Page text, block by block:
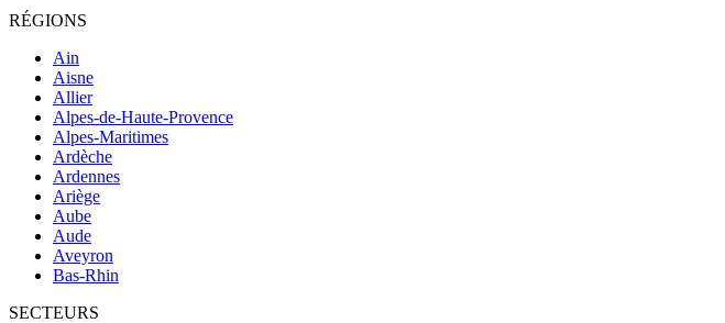
RÉGIONS
Ain
Aisne
Allier
Alpes-de-Haute-Provence
Alpes-Maritimes
Ardèche
Ardennes
Ariège
Aube
Aude
Aveyron
Bas-Rhin
SECTEURS